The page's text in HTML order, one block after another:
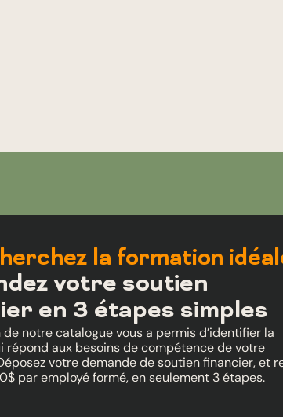
la formation
votre soutien
en 3 étapes simples
de notre catalogue vous a permis d’identifier la
répond aux besoins de compétence de votre
votre demande de soutien financier, et
par employé formé, en seulement 3 étapes.